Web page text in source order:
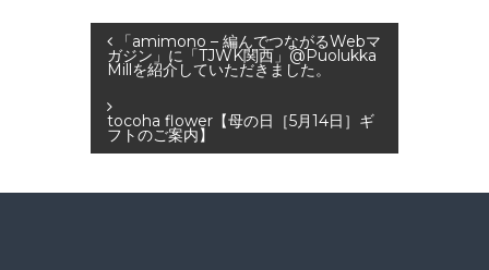
b
o
o
k
r
投
稿
ナ
ビ
「amimono – 編んでつながるWebマ
ガジン」に「TJWK関西」@Puolukka
Millを紹介していただきました。
tocoha flower【母の日［5月14日］ギ
フトのご案内】